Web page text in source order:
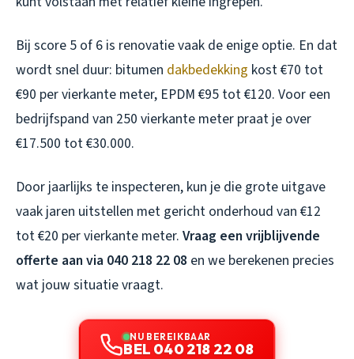
Bij score 5 of 6 is renovatie vaak de enige optie. En dat
wordt snel duur: bitumen dakbedekking kost €70 tot
€90 per vierkante meter, EPDM €95 tot €120. Voor een
bedrijfspand van 250 vierkante meter praat je over
€17.500 tot €30.000.
Door jaarlijks te inspecteren, kun je die grote uitgave
vaak jaren uitstellen met gericht onderhoud van €12
tot €20 per vierkante meter. Vraag een vrijblijvende
offerte aan via 040 218 22 08 en we berekenen precies
wat jouw situatie vraagt.
NU BEREIKBAAR
BEL 040 218 22 08